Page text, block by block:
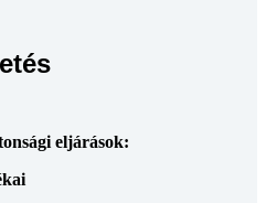
eljárások: